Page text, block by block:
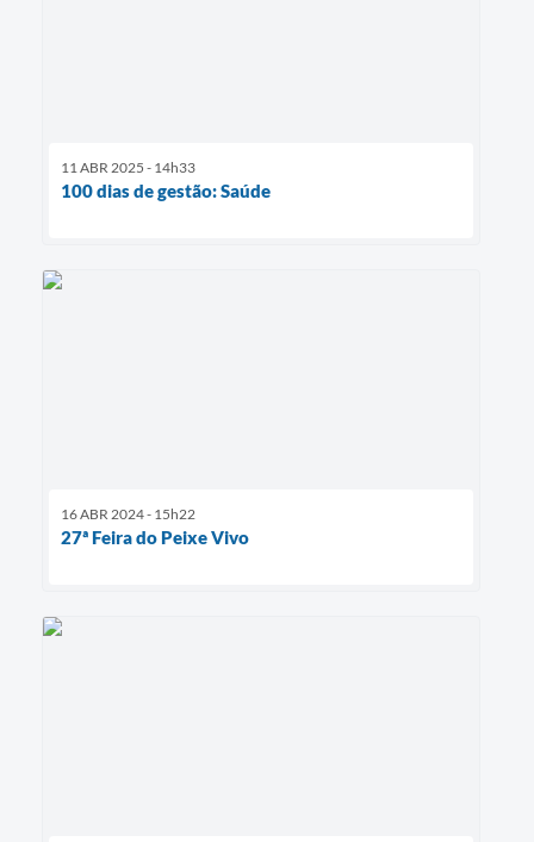
11 ABR 2025 - 14h33
100 dias de gestão: Saúde
16 ABR 2024 - 15h22
27ª Feira do Peixe Vivo